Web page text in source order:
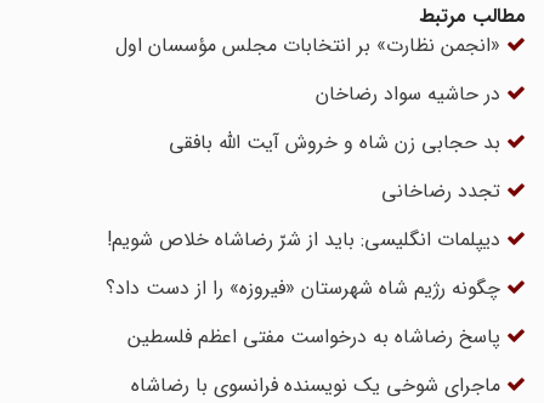
مطالب مرتبط
«انجمن نظارت» بر انتخابات مجلس مؤسسان اول
در حاشیه سواد رضاخان
بد حجابی زن شاه و خروش آیت الله بافقی
تجدد رضاخانی
دیپلمات انگلیسی: باید از شرّ رضاشاه خلاص شویم!
چگونه رژیم شاه شهرستان «فیروزه» را از دست داد؟
پاسخ رضاشاه به درخواست مفتی اعظم فلسطین
ماجرای شوخی یک نویسنده فرانسوی با رضاشاه